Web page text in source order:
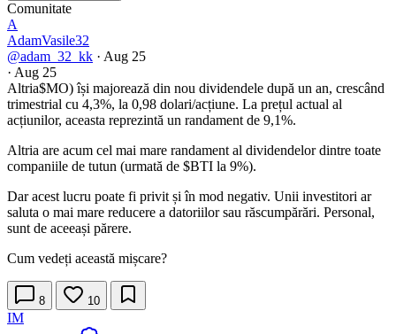
Comunitate
A
AdamVasile32
@adam_32_kk · Aug 25
· Aug 25
Altria$MO) își majorează din nou dividendele după un an, crescând
trimestrial cu 4,3%, la 0,98 dolari/acțiune. La prețul actual al
acțiunilor, aceasta reprezintă un randament de 9,1%.
Altria are acum cel mai mare randament al dividendelor dintre toate
companiile de tutun (urmată de $BTI la 9%).
Dar acest lucru poate fi privit și în mod negativ. Unii investitori ar
saluta o mai mare reducere a datoriilor sau răscumpărări. Personal,
sunt de aceeași părere.
Cum vedeți această mișcare?
8 10
IM